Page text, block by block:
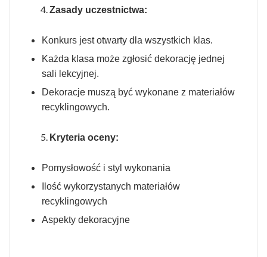
Zasady uczestnictwa:
Konkurs jest otwarty dla wszystkich klas.
Każda klasa może zgłosić dekorację jednej
sali lekcyjnej.
Dekoracje muszą być wykonane z materiałów
recyklingowych.
Kryteria oceny:
Pomysłowość i styl wykonania
Ilość wykorzystanych materiałów
recyklingowych
Aspekty dekoracyjne